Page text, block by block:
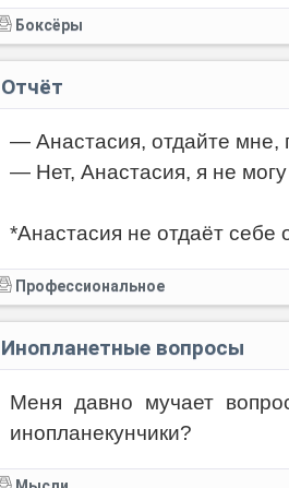
Боксёры
Отчёт
— Анастасия, отдайте мне,
— Нет, Анастасия, я не могу
*Анастасия не отдаёт себе
Профессиональное
Инопланетные вопросы
Меня давно мучает
инопланекунчики?